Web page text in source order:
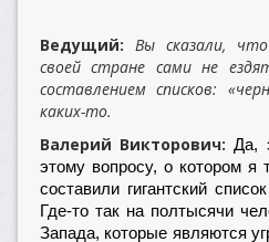
Ведущий: Вы сказали,
своей стране сами не
составлением списков:
каких-то.
Валерий Викторович: Да,
этому вопросу, о котором я
составили гигантский
Где-то так на полтысячи
Запада, которые являются